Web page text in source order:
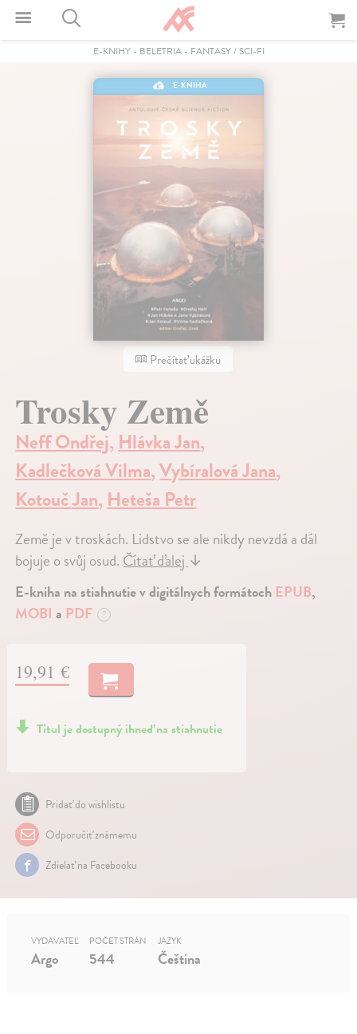
E-KNIHY- BELETRIA- FANTASY / SCI-FI
E-KNIHA
Prečítať ukážku
Trosky Země
Neff Ondřej, Hlávka Jan,
Kadlečková Vilma,Vybíralová Jana,
Kotouč Jan, Heteša Petr
Země je v troskách. Lidstvo se ale nikdy nevzdá a dál
bojuje o svůj osud.Čítať ďalej↓
E-kniha na stiahnutie v digitálnych formátoch EPUB,
MOBI a PDF ?
19,91 €
Titul je dostupný ihneď na stiahnutie
Pridať do wishlistu
Odporučiť známemu
Zdielať na Facebooku
VYDAVATEĽ
Argo
POČET STRÁN
544
JAZYK
Čeština